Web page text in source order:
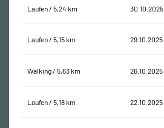
Laufen / 5,24 km 30.10.2025
Laufen / 5,15 km 29.10.2025
Walking / 5,63 km 26.10.2025
Laufen / 5,18 km 22.10.2025